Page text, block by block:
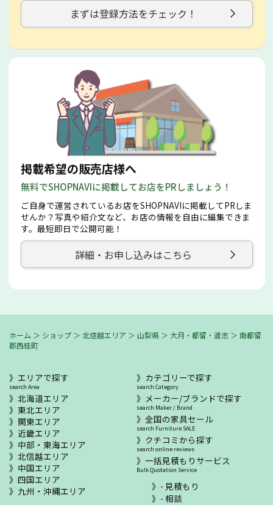
まずは登録方法をチェック！
掲載希望の販売店様へ
無料でSHOPNAVIに掲載してお店をPRしましょう！
ご自身で運営されているお店をSHOPNAVIに掲載してPRしま
せんか？写真や紹介文など、お店の情報を自由に編集できま
す。最短即日で公開可能！
詳細・お申し込みはこちら
ホーム ＞ ショップ ＞ 北信越エリア ＞ 山梨県 ＞ 大月・都留・道志 ＞ 南都留
郡西桂町
エリアで探す
search Area
北海道エリア
東北エリア
関東エリア
近畿エリア
中部・東海エリア
北信越エリア
中国エリア
四国エリア
九州・沖縄エリア
カテゴリーで探す
search Category
メーカー/ブランドで探す
search Maker / Brand
全国の家具セール
search Furniture SALE
クチコミから探す
search online reviews
一括見積もりサービス
Bulk Quotation Service
- 見積もり
- 相談